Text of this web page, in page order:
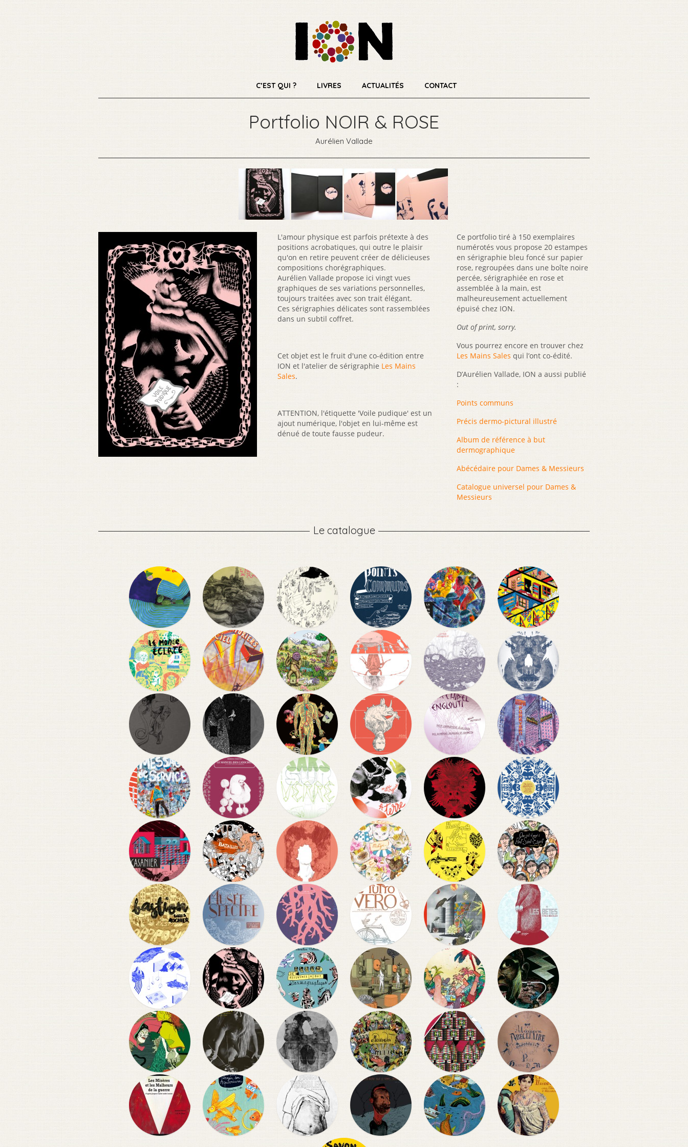
CONTACT
ACTUALITÉS
LIVRES
C’EST QUI ?
Portfolio NOIR & ROSE
Aurélien Vallade
Ce portfolio tiré à 150 exemplaires
numérotés vous propose 20 estampes
en sérigraphie bleu foncé sur papier
rose, regroupées dans une boîte noire
percée, sérigraphiée en rose et
assemblée à la main, est
malheureusement actuellement
épuisé chez ION.
Out of print, sorry.
Vous pourrez encore en trouver chez
Les Mains Sales qui l’ont co-édité.
D’Aurélien Vallade, ION a aussi publié
:
Points communs
Précis dermo-pictural illustré
Album de référence à but
dermographique
Abécédaire pour Dames & Messieurs
Catalogue universel pour Dames &
Messieurs
L'amour physique est parfois prétexte à des
positions acrobatiques, qui outre le plaisir
qu'on en retire peuvent créer de délicieuses
compositions chorégraphiques.
Aurélien Vallade propose ici vingt vues
graphiques de ses variations personnelles,
toujours traitées avec son trait élégant.
Ces sérigraphies délicates sont rassemblées
dans un subtil coffret.
Cet objet est le fruit d'une co-édition entre
ION et l'atelier de sérigraphie Les Mains
Sales.
ATTENTION, l'étiquette 'Voile pudique' est un
ajout numérique, l'objet en lui-même est
dénué de toute fausse pudeur.
Le catalogue